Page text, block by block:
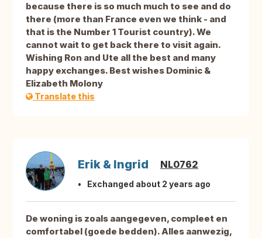
because there is so much much to see and do
there (more than France even we think - and
that is the Number 1 Tourist country). We
cannot wait to get back there to visit again.
Wishing Ron and Ute all the best and many
happy exchanges. Best wishes Dominic &
Elizabeth Molony
Translate this
Erik & Ingrid NL0762
Exchanged about 2 years ago
De woning is zoals aangegeven, compleet en
comfortabel (goede bedden). Alles aanwezig,